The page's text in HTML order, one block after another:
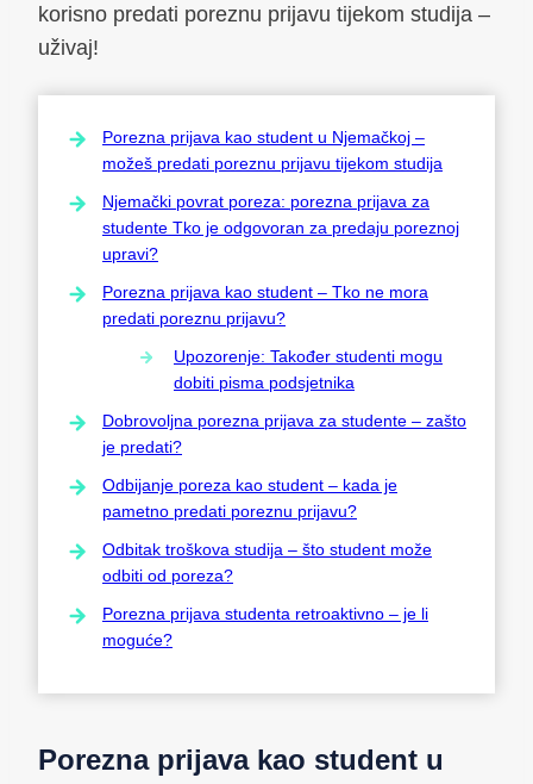
korisno predati poreznu prijavu tijekom studija –
uživaj!
Porezna prijava kao student u Njemačkoj –
možeš predati poreznu prijavu tijekom studija
Njemački povrat poreza: porezna prijava za
studente Tko je odgovoran za predaju poreznoj
upravi?
Porezna prijava kao student – Tko ne mora
predati poreznu prijavu?
Upozorenje: Također studenti mogu
dobiti pisma podsjetnika
Dobrovoljna porezna prijava za studente – zašto
je predati?
Odbijanje poreza kao student – kada je
pametno predati poreznu prijavu?
Odbitak troškova studija – što student može
odbiti od poreza?
Porezna prijava studenta retroaktivno – je li
moguće?
Porezna prijava kao student u